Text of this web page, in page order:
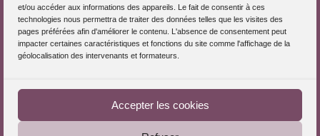
et/ou accéder aux informations des appareils. Le fait de consentir à ces
technologies nous permettra de traiter des données telles que les visites des
pages préférées afin d'améliorer le contenu. L'absence de consentement peut
impacter certaines caractéristiques et fonctions du site comme l'affichage de la
géolocalisation des intervenants et formateurs.
Accepter les cookies
Publiez vos formations
Charte déontologique
Références d'intervention
Téléchargez le Guide